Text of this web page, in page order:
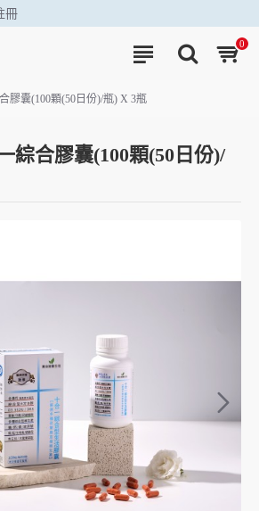
冊
0
膠囊(100顆(50日份)/瓶) X 3瓶
綜合膠囊(100顆(50日份)/